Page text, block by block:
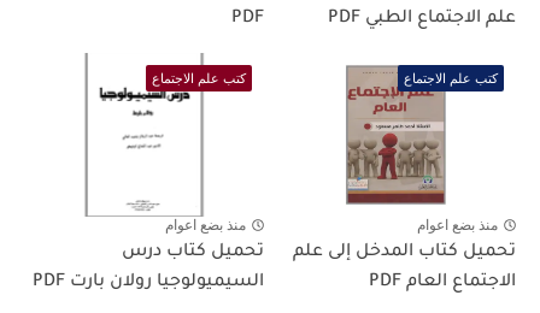
علم الاجتماع الطبي PDF
PDF
كتب علم الاجتماع
منذ بضع اعوام
تحميل كتاب المدخل إلى علم
الاجتماع العام PDF
كتب علم الاجتماع
منذ بضع اعوام
تحميل كتاب درس
السيميولوجيا رولان بارت PDF